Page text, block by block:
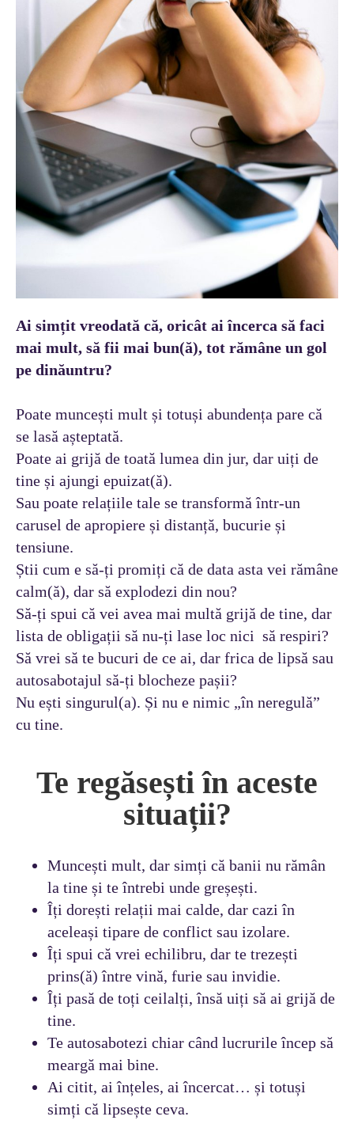
Ai simțit vreodată că, oricât ai încerca să faci
mai mult, să fii mai bun(ă), tot rămâne un gol
pe dinăuntru?
Poate muncești mult și totuși abundența pare că
se lasă așteptată.
Poate ai grijă de toată lumea din jur, dar uiți de
tine și ajungi epuizat(ă).
Sau poate relațiile tale se transformă într-un
carusel de apropiere și distanță, bucurie și
tensiune.
Știi cum e să-ți promiți că de data asta vei rămâne
calm(ă), dar să explodezi din nou?
Să-ți spui că vei avea mai multă grijă de tine, dar
lista de obligații să nu-ți lase loc nici să respiri?
Să vrei să te bucuri de ce ai, dar frica de lipsă sau
autosabotajul să-ți blocheze pașii?
Nu ești singurul(a). Și nu e nimic „în neregulă”
cu tine.
Te regăsești în aceste
situații?
Muncești mult, dar simți că banii nu rămân
la tine și te întrebi unde greșești.
Îți dorești relații mai calde, dar cazi în
aceleași tipare de conflict sau izolare.
Îți spui că vrei echilibru, dar te trezești
prins(ă) între vină, furie sau invidie.
Îți pasă de toți ceilalți, însă uiți să ai grijă de
tine.
Te autosabotezi chiar când lucrurile încep să
meargă mai bine.
Ai citit, ai înțeles, ai încercat… și totuși
simți că lipsește ceva.